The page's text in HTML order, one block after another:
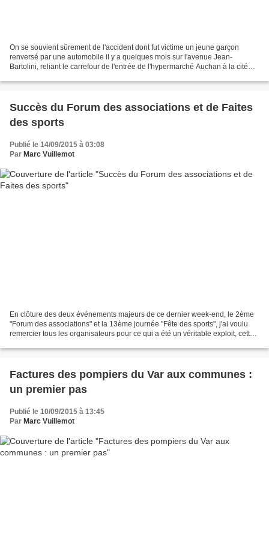
On se souvient sûrement de l'accident dont fut victime un jeune garçon
renversé par une automobile il y a quelques mois sur l'avenue Jean-
Bartolini, reliant le carrefour de l'entrée de l'hypermarché Auchan à la cité
Succès du Forum des associations et de Faites
des sports
Publié le 14/09/2015 à 03:08
Par Marc Vuillemot
En clôture des deux événements majeurs de ce dernier week-end, le 2ème
"Forum des associations" et la 13ème journée "Fête des sports", j'ai voulu
remercier tous les organisateurs pour ce qui a été un véritable exploit, cette
Factures des pompiers du Var aux communes :
un premier pas
Publié le 10/09/2015 à 13:45
Par Marc Vuillemot